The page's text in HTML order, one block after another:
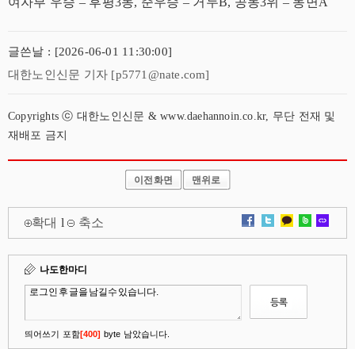
글쓴날 : [2026-06-01 11:30:00]
대한노인신문 기자 [p5771@nate.com]
Copyrights ⓒ 대한노인신문 & www.daehannoin.co.kr, 무단 전재 및
재배포 금지
이전화면 맨위로
확대 l 축소